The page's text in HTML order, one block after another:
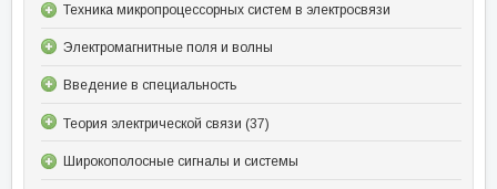
Техника микропроцессорных систем в электросвязи
Электромагнитные поля и волны
Введение в специальность
Теория электрической связи (37)
Широкополосные сигналы и системы